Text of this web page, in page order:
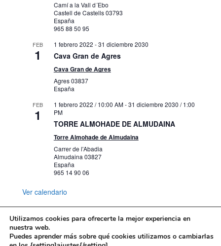
Camí a la Vall d´Ebo
Castell de Castells03793
España
965 88 50 95
FEB
1
1 febrero 2022 -31 diciembre 2030
Cava Gran de Agres
Cava Gran de Agres
Agres03837
España
FEB
1
1 febrero 2022 / 10:00 AM-31 diciembre 2030 / 1:00
PM
TORRE ALMOHADE DE ALMUDAINA
Torre Almohade de Almudaina
Carrer de l'Abadia
Almudaina 03827
España
965 14 90 06
Ver calendario
Mapa web
Política de Privacidad
Utilizamos cookies para ofrecerte la mejor experiencia en
nuestra web.
Puedes aprender más sobre qué cookies utilizamos o cambiarlas